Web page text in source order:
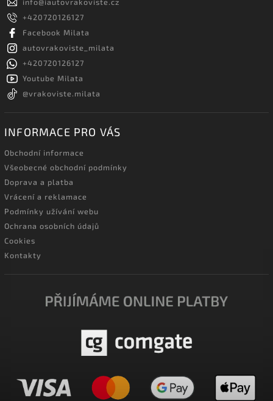
info@iautovrakoviste.cz
+420720126127
Facebook Milata
autovrakoviste_milata
+420720126127
Youtube Milata
@vrakoviste.milata
INFORMACE PRO VÁS
Obchodní informace
Všeobecné obchodní podmínky
Doprava a platba
Vrácení a reklamace
Podmínky užívání webu
Ochrana osobních údajů
Cookies
Kontakty